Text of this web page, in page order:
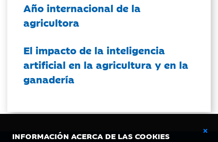
INFORMACIÓN ACERCA DE LAS COOKIES
Año internacional de la
agricultora
El impacto de la inteligencia
artificial en la agricultura y en la
ganadería